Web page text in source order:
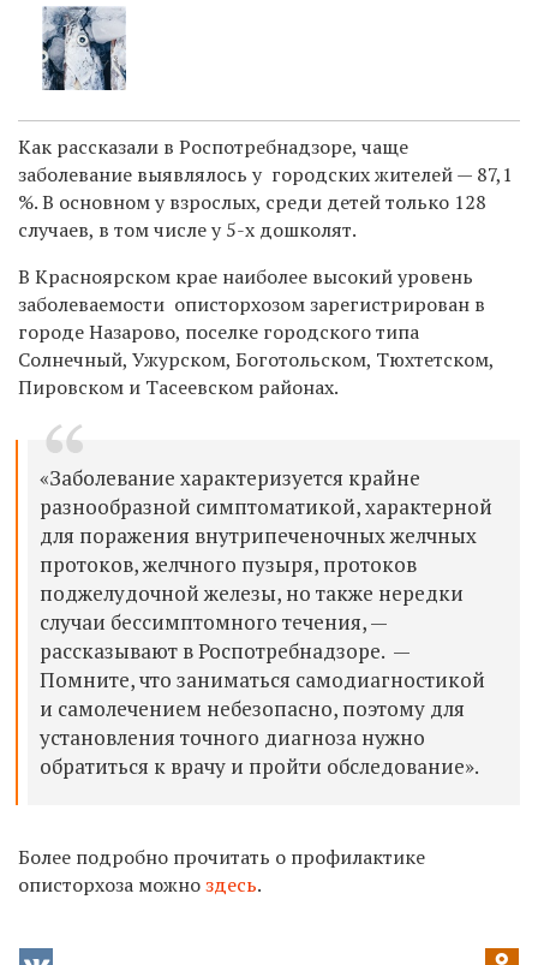
Как рассказали в Роспотребнадзоре, чаще
заболевание выявлялось у городских жителей — 87,1
%. В основному взрослых, среди детей только 128
случаев, в том числе у 5-х дошколят.
В Красноярском крае наиболее высокий уровень
заболеваемости описторхозомзарегистрирован в
городе Назарово, поселке городского типа
Солнечный, Ужурском, Боготольском, Тюхтетском,
Пировском и Тасеевском районах.
«Заболевание характеризуется крайне
разнообразной симптоматикой, характерной
для поражения внутрипеченочных желчных
протоков, желчного пузыря, протоков
поджелудочной железы, но также нередки
случаи бессимптомного течения,—
рассказывают в Роспотребнадзоре. —
Помните, что заниматься самодиагностикой
и самолечением небезопасно, поэтому для
установления точного диагноза нужно
обратиться к врачу и пройти обследование».
Более подробно прочитать о профилактике
описторхоза можноздесь.